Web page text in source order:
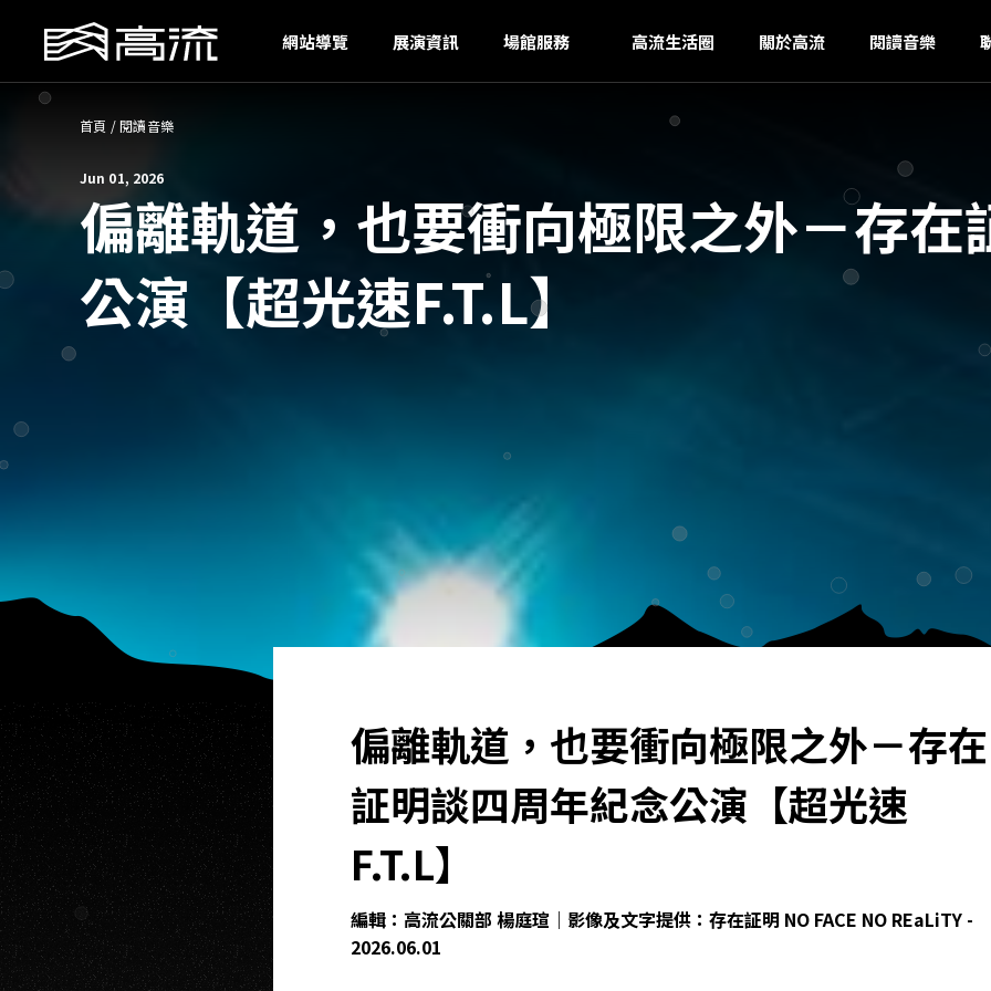
網站導覽 展演資訊 場館服務 高流生活圈 關於高流 閱讀音樂
首頁 /閱讀音樂
Jun 01, 2026
偏離軌道，也要衝向極限之外－存在
公演【超光速F.T.L】
偏離軌道，也要衝向極限之外－存在
証明談四周年紀念公演【超光速
F.T.L】
編輯：高流公關部 楊庭瑄｜影像及文字提供：存在証明 NO FACE NO REaLiTY -
2026.06.01